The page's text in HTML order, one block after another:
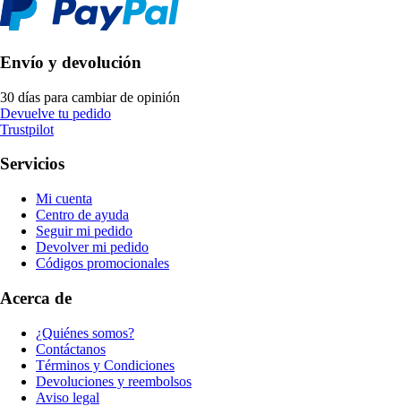
Envío y devolución
30 días para cambiar de opinión
Devuelve tu pedido
Trustpilot
Servicios
Mi cuenta
Centro de ayuda
Seguir mi pedido
Devolver mi pedido
Códigos promocionales
Acerca de
¿Quiénes somos?
Contáctanos
Términos y Condiciones
Devoluciones y reembolsos
Aviso legal